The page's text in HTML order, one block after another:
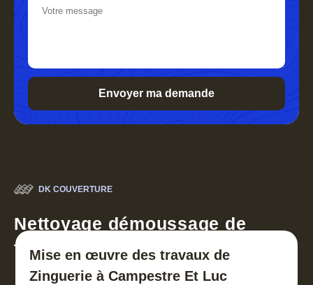
DK COUVERTURE
Nettoyage démoussage de
toiture 30
Mise en œuvre des travaux de
Zinguerie à Campestre Et Luc